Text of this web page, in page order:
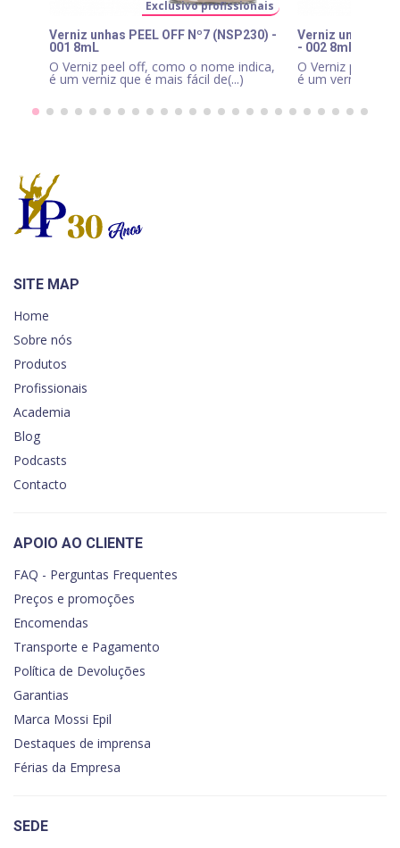
Exclusivo profissionais
Verniz unhas PEEL OFF Nº7 (NSP230) -
001 8mL
O Verniz peel off, como o nome indica,
é um verniz que é mais fácil de(...)
Verniz unhas
- 002 8mL
O Verniz peel
é um verniz que
SITE MAP
Home
Sobre nós
Produtos
Profissionais
Academia
Blog
Podcasts
Contacto
APOIO AO CLIENTE
FAQ - Perguntas Frequentes
Preços e promoções
Encomendas
Transporte e Pagamento
Política de Devoluções
Garantias
Marca Mossi Epil
Destaques de imprensa
Férias da Empresa
SEDE